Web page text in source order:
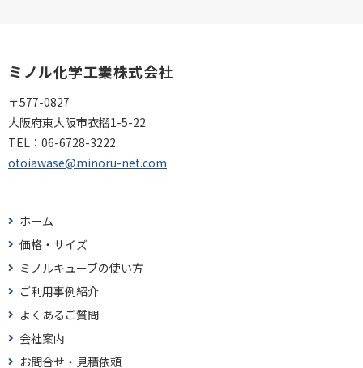
ミノル化学工業株式会社
〒577-0827
大阪府東大阪市衣摺1-5-22
TEL： 06-6728-3222
otoiawase@minoru-net.com
ホーム
価格・サイズ
ミノルキューブの使い方
ご利用事例紹介
よくあるご質問
会社案内
お問合せ・見積依頼